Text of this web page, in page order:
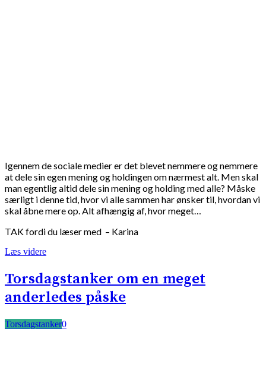
Igennem de sociale medier er det blevet nemmere og nemmere
at dele sin egen mening og holdingen om nærmest alt. Men skal
man egentlig altid dele sin mening og holding med alle? Måske
særligt i denne tid, hvor vi alle sammen har ønsker til, hvordan vi
skal åbne mere op. Alt afhængig af, hvor meget…
TAK fordi du læser med – Karina
Læs videre
Torsdagstanker om en meget
anderledes påske
Torsdagstanker0